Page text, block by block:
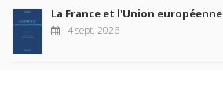
La France et l'Union européenne
4 sept. 2026